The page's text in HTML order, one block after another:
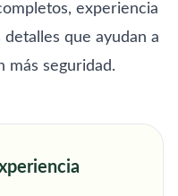
experiencia
que ayudan a
más seguridad.